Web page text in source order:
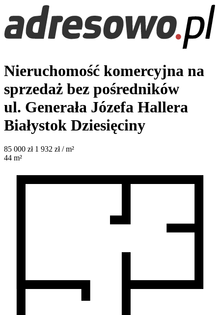
Nieruchomość komercyjna na
sprzedaż bez pośredników
ul. Generała Józefa Hallera
Białystok Dziesięciny
85 000 zł 1 932 zł / m²
44 m²